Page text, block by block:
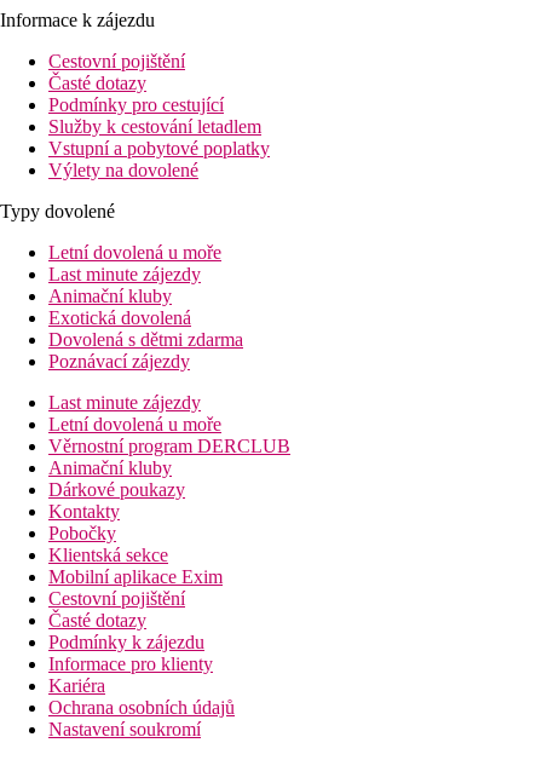
Informace k zájezdu
Cestovní pojištění
Časté dotazy
Podmínky pro cestující
Služby k cestování letadlem
Vstupní a pobytové poplatky
Výlety na dovolené
Typy dovolené
Letní dovolená u moře
Last minute zájezdy
Animační kluby
Exotická dovolená
Dovolená s dětmi zdarma
Poznávací zájezdy
Last minute zájezdy
Letní dovolená u moře
Věrnostní program DERCLUB
Animační kluby
Dárkové poukazy
Kontakty
Pobočky
Klientská sekce
Mobilní aplikace Exim
Cestovní pojištění
Časté dotazy
Podmínky k zájezdu
Informace pro klienty
Kariéra
Ochrana osobních údajů
Nastavení soukromí